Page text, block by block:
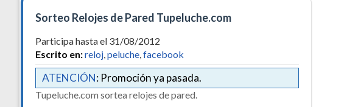
Sorteo Relojes de Pared Tupeluche.com
Participa hasta el 31/08/2012
Escrito en:reloj,peluche,facebook
ATENCIÓN: Promoción ya pasada.
Tupeluche.com sortea relojes de pared.